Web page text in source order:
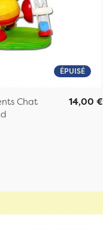
ÉPUISÉ
Chat
14,00 €